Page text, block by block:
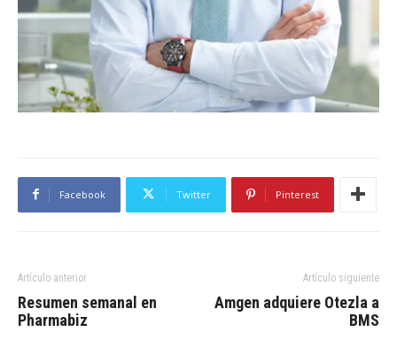
Facebook Twitter Pinterest
Artículo anterior
Resumen semanal en
Pharmabiz
Artículo siguiente
Amgen adquiere Otezla a
BMS